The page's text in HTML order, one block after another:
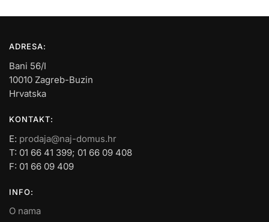
ADRESA:
Bani 56/I
10010 Zagreb-Buzin
Hrvatska
KONTAKT:
E: prodaja@naj-domus.hr
T: 01 66 41 399; 01 66 09 408
F: 01 66 09 409
INFO:
O nama